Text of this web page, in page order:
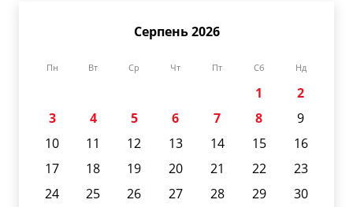
Серпень 2026
Пн Вт Ср Чт Пт Сб Нд
1
2
3
4 5 6 7 8
9
10
11 12 13 14 15
16
17
18 19 20 21 22
23
24
25 26 27 28 29
30